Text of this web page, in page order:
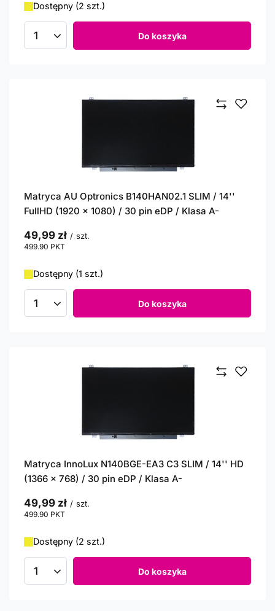
Dostępny (2 szt.)
Ilość produktów Do koszyka
Matryca AU Optronics B140HAN02.1 SLIM / 14''
FullHD (1920 x 1080) / 30 pin eDP / Klasa A-
49,99 zł / szt.
499.90 PKT
Dostępny (1 szt.)
Ilość produktów Do koszyka
Matryca InnoLux N140BGE-EA3 C3 SLIM / 14'' HD
(1366 x 768) / 30 pin eDP / Klasa A-
49,99 zł / szt.
499.90 PKT
Dostępny (2 szt.)
Ilość produktów Do koszyka